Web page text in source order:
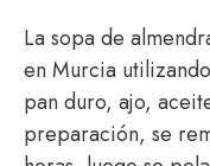
La sopa de
en Murcia
pan duro, ajo,
preparación, se